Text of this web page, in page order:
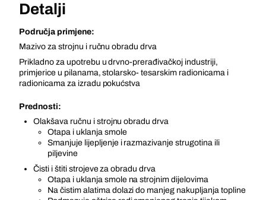
Detalji
Područja primjene:
Mazivo za strojnu i ručnu obradu drva
Prikladno za upotrebu u drvno-prerađivačkoj industriji,
primjerice u pilanama, stolarsko- tesarskim radionicama i
radionicama za izradu pokućstva
Prednosti:
Olakšava ručnu i strojnu obradu drva
Otapa i uklanja smole
Smanjuje lijepljenje i razmazivanje strugotina ili
piljevine
Čisti i štiti strojeve za obradu drva
Otapa i uklanja smole na strojnim dijelovima
Na čistim alatima dolazi do manjeg nakupljanja topline